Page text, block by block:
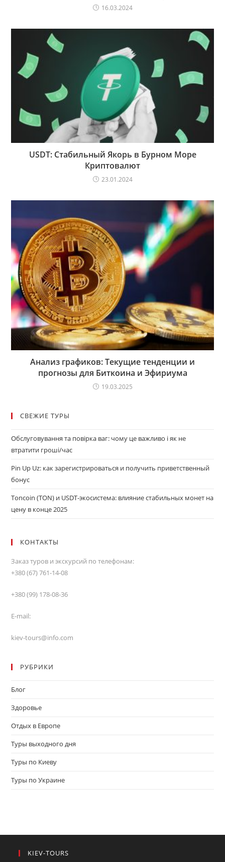
16.03.2024
USDT: Стабильный Якорь в Бурном Море
Криптовалют
23.01.2024
Анализ графиков: Текущие тенденции и
прогнозы для Биткоина и Эфириума
19.03.2025
СВЕЖИЕ ТУРЫ
Обслуговування та повірка ваг: чому це важливо і як не
втратити гроші/час
Pin Up Uz: как зарегистрироваться и получить приветственный
бонус
Toncoin (TON) и USDT-экосистема: влияние стабильных монет на
цену в конце 2025
КОНТАКТЫ
Заказ туров и экскурсий по телефонам:
+380 (67) 761-14-08
+380 (99) 178-08-36
E-mail:
kiev-tours@info.com
РУБРИКИ
Блог
Здоровье
Отдых в Европе
Туры выходного дня
Туры по Киеву
Туры по Украине
KIEV-TOURS